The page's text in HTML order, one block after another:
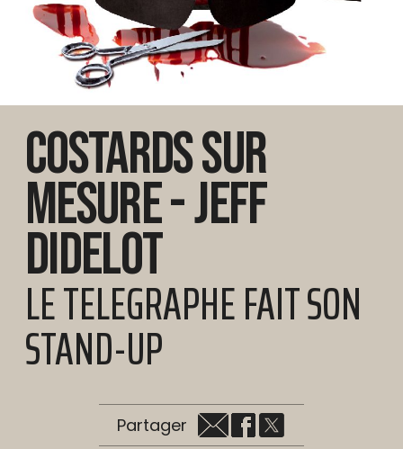
Costards sur
mesure - Jeff
Didelot
LE TELEGRAPHE FAIT SON
STAND-UP
Partager